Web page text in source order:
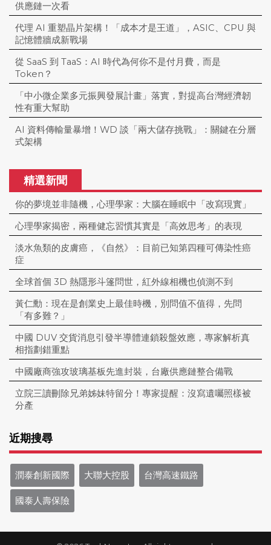
供應鏈一次看
代理 AI 重塑晶片架構！「成本才是王道」，ASIC、CPU 與
記憶體牆成新戰場
從 SaaS 到 TaaS：AI 時代為何你不是付月費，而是
Token？
「中小微企業多元振興發展計畫」落實，對提高台灣經濟韌
性有重大幫助
AI 資料傳輸量暴增！WD 談「兩大儲存挑戰」：關鍵在分層
式架構
精選新聞
你的夢境並非隨機，心理學家：大腦在睡眠中「改寫現實」
心理學家揭密，兩種健忘習慣其實是「高效思考」的表現
淡水魚類的皮膚癌，《自然》：目前已知第四種可傳染性癌
症
全球首個 3D 熱隱形斗篷問世，紅外線相機也偵測不到
黃仁勳：現在是創業史上最佳時機，別問值不值得，先問
「有多難？」
中國 DUV 交貨消息引發半導體連鎖殺盤效應，專家解析真
相指劃錯重點
中國廠商強攻玻璃基板先進封裝，台廠供應鏈整合備戰
立院三讀刪除兄弟姊妹特留分！專家提醒：沒寫遺囑照樣被
分產
近期搜尋
潤泰創新國際 大聯大控股 台灣高速鐵路
國泰人壽保險